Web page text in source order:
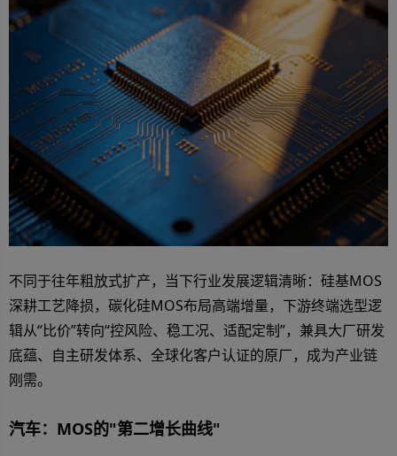
不同于往年粗放式扩产，当下行业发展逻辑清晰：硅基MOS
深耕工艺降损，碳化硅MOS布局高端增量，下游终端选型逻
辑从“比价”转向“控风险、稳工况、适配定制”，兼具大厂研发
底蕴、自主研发体系、全球化客户认证的原厂，成为产业链
刚需。
汽车：MOS的"第二增长曲线"